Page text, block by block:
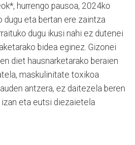
hurrengo pausoa, 2024ko
dugu eta bertan ere zaintza
dugu ikusi nahi ez dutenei
bidea eginez. Gizonei
diet hausnarketarako beraien
maskulinitate toxikoa
antzera, ez daitezela beren
eta eutsi diezaietela